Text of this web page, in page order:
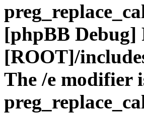
[phpBB Debug]
[ROOT]/
The /e modifier